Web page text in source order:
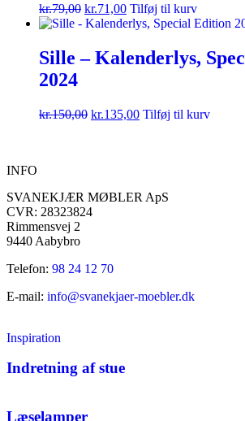
kr.79,00 kr.71,00 Tilføj til kurv
Sille – Kalenderlys,
2024
kr.150,00 kr.135,00 Tilføj til kurv
INFO
SVANEKJÆR MØBLER ApS
CVR: 28323824
Rimmensvej 2
9440 Aabybro
Telefon: 98 24 12 70
E-mail: info@svanekjaer-moebler.dk
Inspiration
Indretning af stue
Læselamper